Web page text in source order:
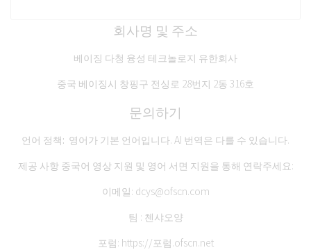
회사명 및 주소
베이징 다청 융성 테크놀로지 유한회사
중국 베이징시 창핑구 전싱로 28번지 2동 316호
문의하기
언어 정책: 영어가 기본 언어입니다. AI 번역은 다를 수 있습니다.
제공 사항 중국어 영상 지원 및 영어 서면 지원을 통해 연락주세요:
이메일: dcys@ofscn.com
팀 : 첸샤오양
포럼: https://포럼.ofscn.net